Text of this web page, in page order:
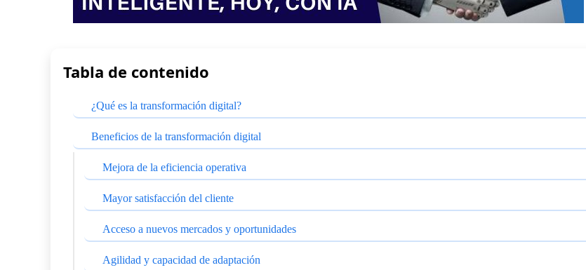
Tabla de contenido
¿Qué es la transformación digital?
Beneficios de la transformación digital
Mejora de la eficiencia operativa
Mayor satisfacción del cliente
Acceso a nuevos mercados y oportunidades
Agilidad y capacidad de adaptación